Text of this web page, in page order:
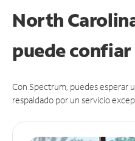
North
puedeconfiar
Con Spectrum, puedes esperar
respaldado por un servicio